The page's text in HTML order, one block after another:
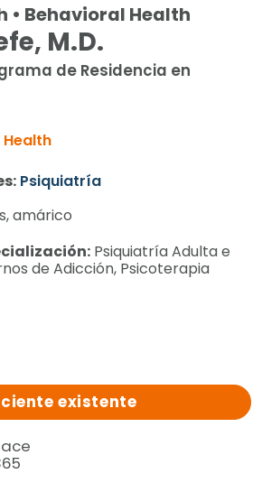
• Behavioral Health
M.D.
de Residencia en
Psiquiatría
amárico
Psiquiatría Adulta e
de Adicción, Psicoterapia
existente